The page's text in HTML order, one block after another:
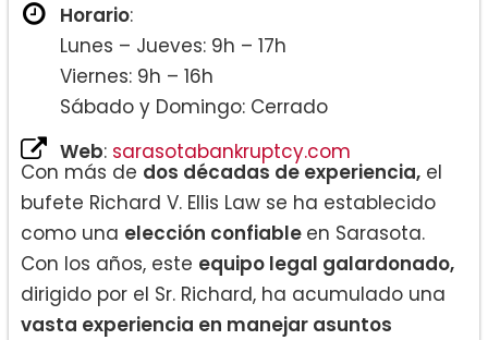
Horario:
Lunes – Jueves: 9h – 17h
Viernes: 9h – 16h
Sábado y Domingo: Cerrado
Web: sarasotabankruptcy.com
Con más de dos décadas de experiencia, el
bufete Richard V. Ellis Law se ha establecido
como una elección confiable en Sarasota.
Con los años, este equipo legal galardonado,
dirigido por el Sr. Richard, ha acumulado una
vasta experiencia en manejar asuntos